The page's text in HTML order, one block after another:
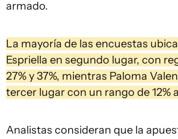
armado.
La mayoría de las encuestas
Espriella en segundo lugar, con
27% y 37%, mientras Paloma
tercer lugar con un rango de 12% a
Analistas consideran que la